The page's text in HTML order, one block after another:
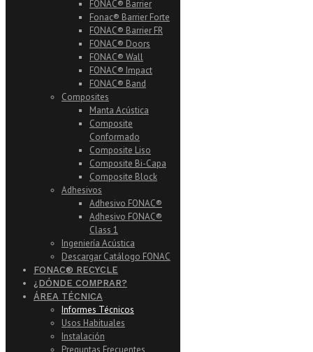
FONAC® Barrier
Fonac® Barrier Forte
FONAC® Barrier FR
FONAC® Doors
FONAC® Wall
FONAC® Impact
FONAC® Band
Composites
Manta Acústica
Composite
Conformado
Composite Liso
Composite Bi-Capa
Composite Block
Adhesivos
Adhesivo FONAC®
Adhesivo FONAC®
Class 1
Ingeniería Acústica
Descargar Catálogo FONAC
FONAC® RECYCLE
¿DÓNDE COMPRAR?
ÁREA TÉCNICA
Informes Técnicos
Usos Habituales
Instalación
Preguntas Frecuentes